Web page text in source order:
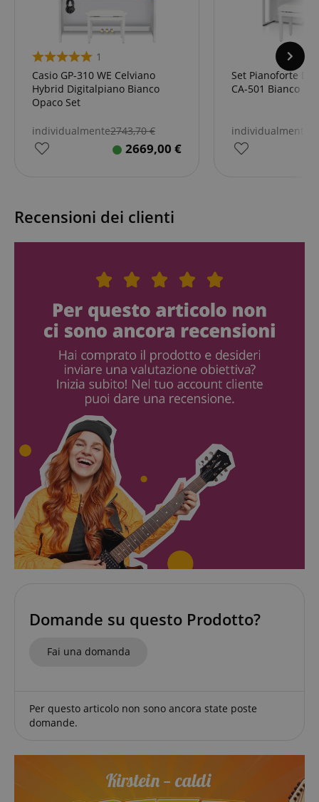
1
Casio GP-310 WE Celviano
Hybrid Digitalpiano Bianco
Opaco Set
individualmente2743,70€
2669,00 €
Set Pianoforte
CA-501 Bianco
individualmente
Recensioni dei clienti
Domande su questo Prodotto?
Fai una domanda
Per questo articolo non sono ancora state poste
domande.